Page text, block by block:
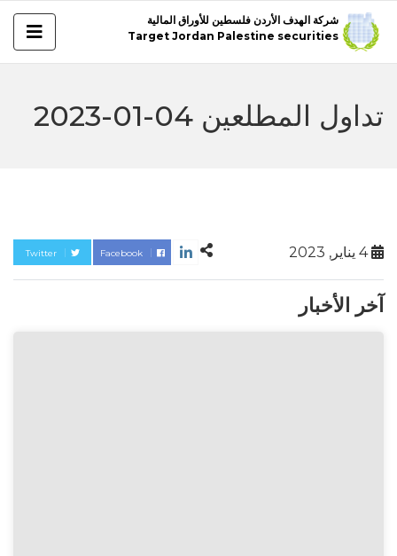
شركة الهدف الأردن فلسطين للأوراق المالية
Target Jordan Palestine securities
تداول المطلعين 04-01-2023
4 يناير, 2023 Twitter Facebook
آخر الأخبار